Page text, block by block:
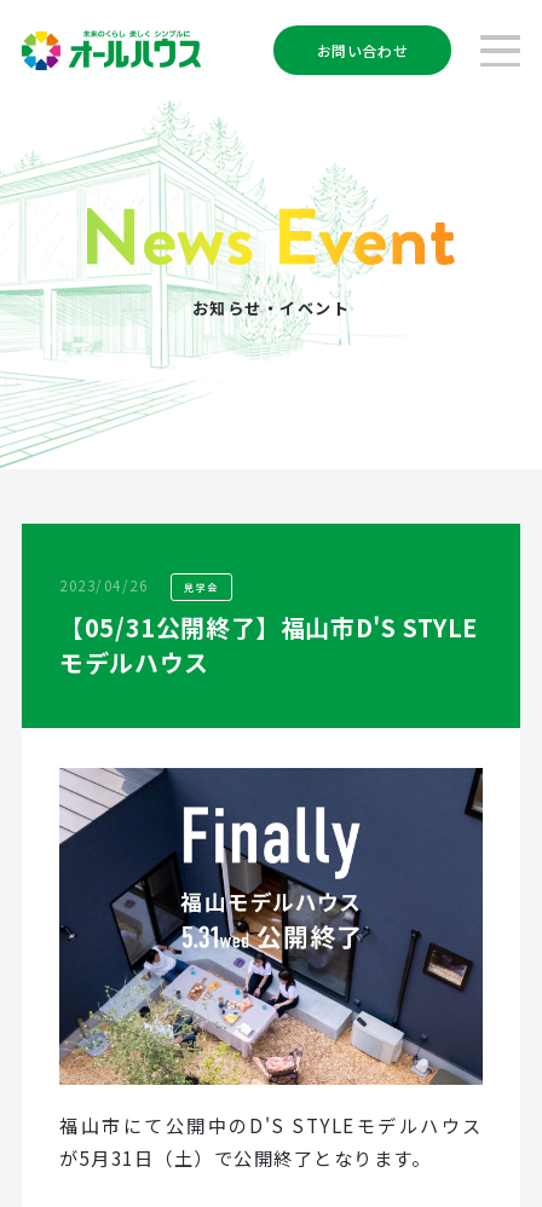
お問い合わせ
お知らせ・イベント
2023/04/26 見学会
【05/31公開終了】福山市D'S STYLE
モデルハウス
福山市にて公開中のD'S STYLEモデルハウス
が5月31日（土）で公開終了となります。